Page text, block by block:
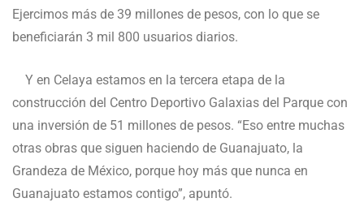
Ejercimos más de 39 millones de pesos, con lo que se
beneficiarán 3 mil 800 usuarios diarios.
Y en Celaya estamos en la tercera etapa de la
construcción del Centro Deportivo Galaxias del Parque con
una inversión de 51 millones de pesos. “Eso entre muchas
otras obras que siguen haciendo de Guanajuato, la
Grandeza de México, porque hoy más que nunca en
Guanajuato estamos contigo”, apuntó.